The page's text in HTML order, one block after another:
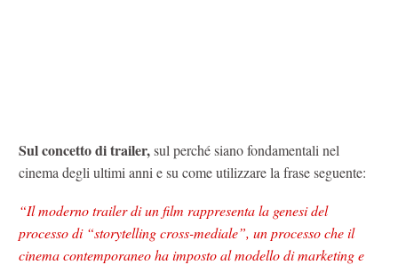
Sul concetto di trailer,sul perché siano fondamentali nel
cinema degli ultimi anni e su come utilizzare la frase seguente:
“Il moderno trailer di un film rappresenta la genesi del
processo di “storytelling cross-mediale”, un processo che il
cinema contemporaneo ha imposto al modello di marketing e